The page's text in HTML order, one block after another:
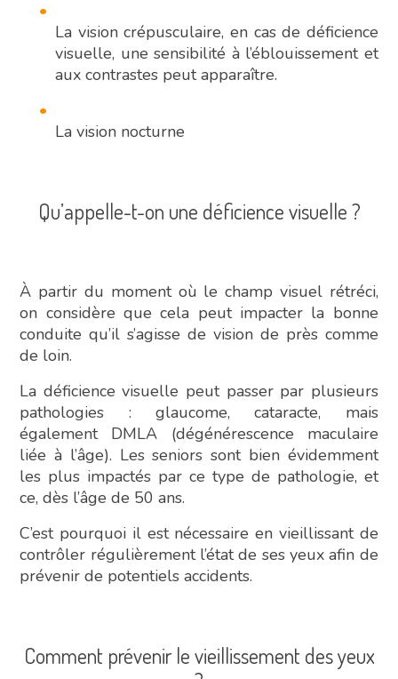
La vision crépusculaire, en cas de déficience
visuelle, une sensibilité à l’éblouissement et
aux contrastes peut apparaître.
La vision nocturne
Qu’appelle-t-on une déficience visuelle ?
À partir du moment où le champ visuel rétréci,
on considère que cela peut impacter la bonne
conduite qu’il s’agisse de vision de près comme
de loin.
La déficience visuelle peut passer par plusieurs
pathologies : glaucome, cataracte, mais
également DMLA (dégénérescence maculaire
liée à l’âge). Les seniors sont bien évidemment
les plus impactés par ce type de pathologie, et
ce, dès l’âge de 50 ans.
C’est pourquoi il est nécessaire en vieillissant de
contrôler régulièrement l’état de ses yeux afin de
prévenir de potentiels accidents.
Comment prévenir le vieillissement des yeux